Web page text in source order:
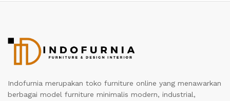
Indofurnia merupakan toko furniture online yang menawarkan
berbagai model furniture minimalis modern, industrial,